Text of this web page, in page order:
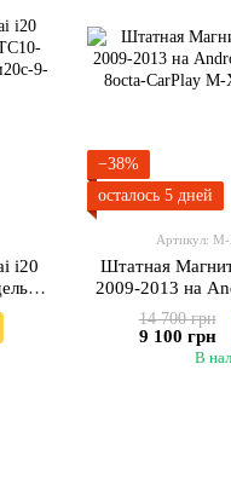
i20
−38%
осталось 5 дней
Артикул:
Штатная
2009-2013 на
A7-
14 700 грн
9 100 грн
В